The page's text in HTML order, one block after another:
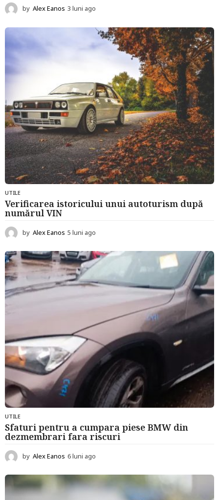
by Alex Eanos 3 luni ago
u
n
UTILE
Verificarea istoricului unui autoturism după
numărul VIN
by Alex Eanos 5 luni ago
u
n
a
g
UTILE
Sfaturi pentru a cumpara piese BMW din
dezmembrari fara riscuri
by Alex Eanos 6 luni ago
u
n